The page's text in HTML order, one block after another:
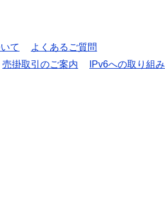
て
よくあるご質問
売掛取引のご案内
IPv6への取り組み